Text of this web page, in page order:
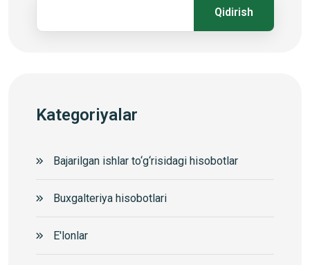
Qidirish
Kategoriyalar
Bajarilgan ishlar to‘g‘risidagi hisobotlar
Buxgalteriya hisobotlari
E'lonlar